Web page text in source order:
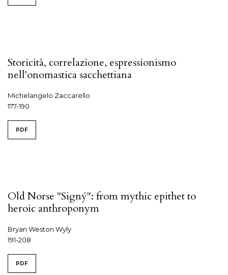
Storicità, correlazione, espressionismo
nell'onomastica sacchettiana
Michelangelo Zaccarello
177-190
PDF
Old Norse "Signý": from mythic epithet to
heroic anthroponym
Bryan Weston Wyly
191-208
PDF